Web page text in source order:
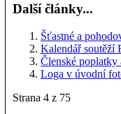
Další články...
Šťastné a
Kalendář soutěží
Členské
Loga v úvodní
Strana 4 z 75